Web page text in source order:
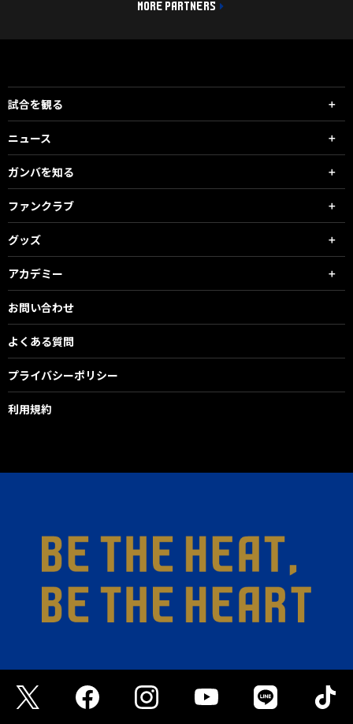
MORE PARTNERS
試合を観る
ニュース
ガンバを知る
ファンクラブ
グッズ
アカデミー
お問い合わせ
よくある質問
プライバシーポリシー
利用規約